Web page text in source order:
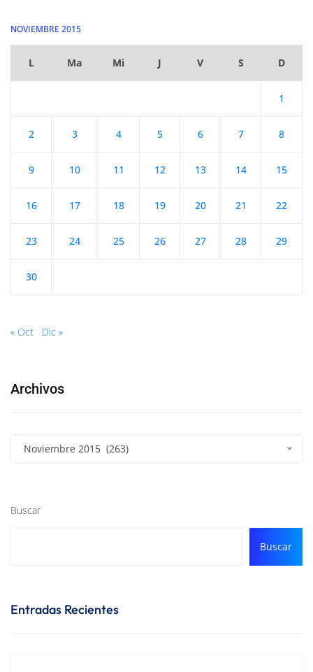
NOVIEMBRE 2015
L Ma Mi J V S D
1
2 3 4 5 6 7 8
9 10 11 12 13 14 15
16 17 18 19 20 21 22
23 24 25 26 27 28 29
30
« Oct Dic »
Archivos
Noviembre 2015 (263)
Buscar
Buscar
Entradas Recientes